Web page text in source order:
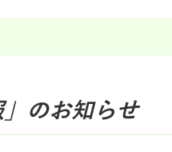
」のお知らせ